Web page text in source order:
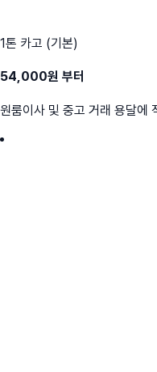
1톤 카고 (기본)
54,000원 부터
원룸이사 및 중고 거래 용달에